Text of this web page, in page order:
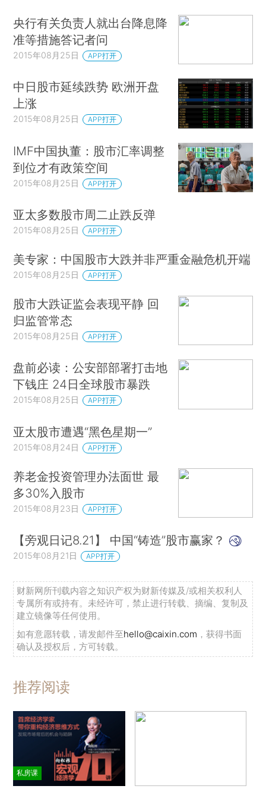
央行有关负责人就出台降息降
准等措施答记者问
2015年08月25日 APP打开
中日股市延续跌势 欧洲开盘
上涨
2015年08月25日 APP打开
IMF中国执董：股市汇率调整
到位才有政策空间
2015年08月25日 APP打开
亚太多数股市周二止跌反弹
2015年08月25日 APP打开
美专家：中国股市大跌并非严重金融危机开端
2015年08月25日 APP打开
股市大跌证监会表现平静 回
归监管常态
2015年08月25日 APP打开
盘前必读：公安部部署打击地
下钱庄 24日全球股市暴跌
2015年08月25日 APP打开
亚太股市遭遇“黑色星期一”
2015年08月24日 APP打开
养老金投资管理办法面世 最
多30%入股市
2015年08月23日 APP打开
【旁观日记8.21】 中国“铸造”股市赢家？
2015年08月21日 APP打开
财新网所刊载内容之知识产权为财新传媒及/或相关权利人
专属所有或持有。未经许可，禁止进行转载、摘编、复制及
建立镜像等任何使用。
如有意愿转载，请发邮件至hello@caixin.com ，获得书面
确认及授权后，方可转载。
推荐阅读
私房课